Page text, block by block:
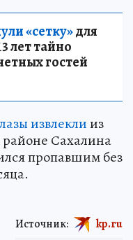
«сетку»для
лет тайно
гостей
извлеклииз
районе Сахалина
пропавшим без
Источник: kp.ru